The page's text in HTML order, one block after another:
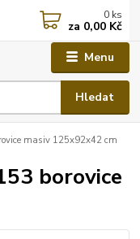
Menu
Hledat
0 ks
za 0,00 Kč
masiv 125x92x42 cm
borovice